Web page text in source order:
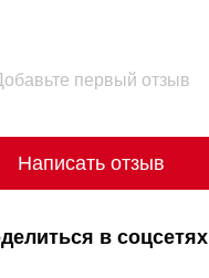
первый отзыв
Написать отзыв
в соцсетях